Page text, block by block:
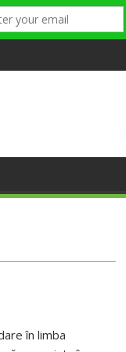
cultural și de
devine o întrebare
în limba